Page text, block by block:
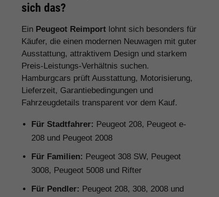
sich das?
Ein Peugeot Reimport lohnt sich besonders für
Käufer, die einen modernen Neuwagen mit guter
Ausstattung, attraktivem Design und starkem
Preis-Leistungs-Verhältnis suchen.
Hamburgcars prüft Ausstattung, Motorisierung,
Lieferzeit, Garantiebedingungen und
Fahrzeugdetails transparent vor dem Kauf.
Für Stadtfahrer: Peugeot 208, Peugeot e-
208 und Peugeot 2008
Für Familien: Peugeot 308 SW, Peugeot
3008, Peugeot 5008 und Rifter
Für Pendler: Peugeot 208, 308, 2008 und